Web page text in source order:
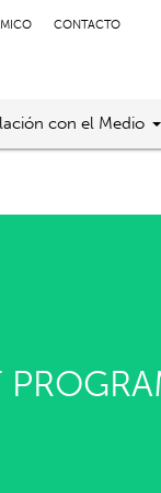
CONTACTO
con el Medio